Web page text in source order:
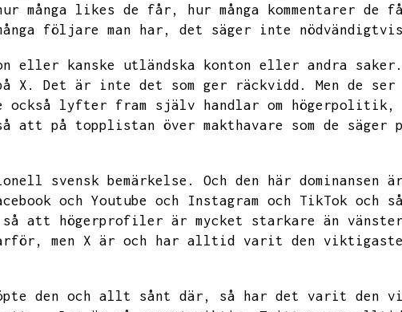
många likes de får, hur många kommentarer de
följare man har, det säger inte
eller kanske utländska konton eller andra saker.
X.
Det är inte det som ger räckvidd.
Men de
också lyfter fram själv handlar om högerpolitik,
på topplistan över makthavare som de säger
svensk bemärkelse. Och den här dominansen
och Youtube och Instagram och TikTok och
att högerprofiler är mycket starkare än
men X är och har alltid varit den
den och allt sånt där, så har det varit den